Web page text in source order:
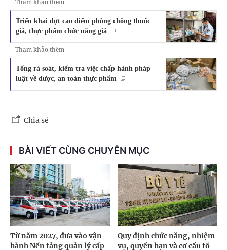
Triển khai đợt cao điểm phòng chống thuốc
giả, thực phẩm chức năng giả
Tham khảo thêm
Tổng rà soát, kiểm tra việc chấp hành pháp
luật về dược, an toàn thực phẩm
Chia sẻ
BÀI VIẾT CÙNG CHUYÊN MỤC
Từ năm 2027, đưa vào vận
hành Nền tảng quản lý cấp
Quy định chức năng, nhiệm
vụ, quyền hạn và cơ cấu tổ